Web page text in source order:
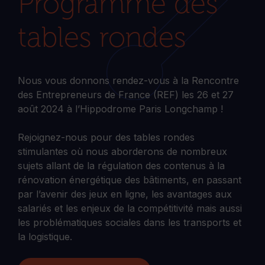
tables rondes
Nous vous donnons rendez-vous à la Rencontre
des Entrepreneurs de France (REF) les 26 et 27
août 2024 à l’Hippodrome Paris Longchamp !
Rejoignez-nous pour des tables rondes
stimulantes où nous aborderons de nombreux
sujets allant de la régulation des contenus à la
rénovation énergétique des bâtiments, en passant
par l’avenir des jeux en ligne, les avantages aux
salariés et les enjeux de la compétitivité mais aussi
les problématiques sociales dans les transports et
la logistique.